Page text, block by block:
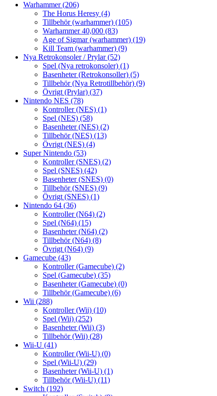
Warhammer(206)
The Horus Heresy (4)
Tillbehör (warhammer) (105)
Warhammer 40,000 (83)
Age of Sigmar (warhammer) (19)
Kill Team (warhammer) (9)
Nya Retrokonsoler / Prylar(52)
Spel (Nya retrokonsoler) (1)
Basenheter (Retrokonsoller) (5)
Tillbehör (Nya Retrotillbehör) (9)
Övrigt (Prylar) (37)
Nintendo NES (78)
Kontroller (NES) (1)
Spel (NES) (58)
Basenheter (NES) (2)
Tillbehör (NES) (13)
Övrigt (NES) (4)
Super Nintendo (53)
Kontroller (SNES) (2)
Spel (SNES) (42)
Basenheter (SNES) (0)
Tillbehör (SNES) (9)
Övrigt (SNES) (1)
Nintendo 64 (36)
Kontroller (N64) (2)
Spel (N64) (15)
Basenheter (N64) (2)
Tillbehör (N64) (8)
Övrigt (N64) (9)
Gamecube (43)
Kontroller (Gamecube) (2)
Spel (Gamecube) (35)
Basenheter (Gamecube) (0)
Tillbehör (Gamecube) (6)
Wii (288)
Kontroller (Wii) (10)
Spel (Wii) (252)
Basenheter (Wii) (3)
Tillbehör (Wii) (28)
Wii-U (41)
Kontroller (Wii-U) (0)
Spel (Wii-U) (29)
Basenheter (Wii-U) (1)
Tillbehör (Wii-U) (11)
Switch (192)